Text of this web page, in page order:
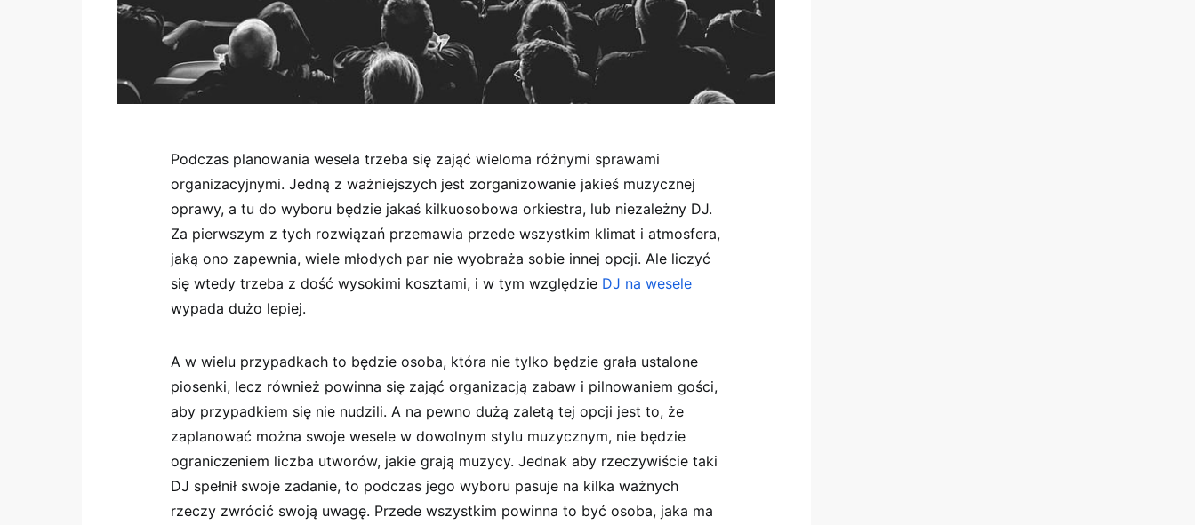
Podczas planowania wesela trzeba się zająć wieloma różnymi sprawami
organizacyjnymi. Jedną z ważniejszych jest zorganizowanie jakieś muzycznej
oprawy, a tu do wyboru będzie jakaś kilkuosobowa orkiestra, lub niezależny DJ.
Za pierwszym z tych rozwiązań przemawia przede wszystkim klimat i atmosfera,
jaką ono zapewnia, wiele młodych par nie wyobraża sobie innej opcji. Ale liczyć
się wtedy trzeba z dość wysokimi kosztami, i w tym względzie DJ na wesele
wypada dużo lepiej.
A w wielu przypadkach to będzie osoba, która nie tylko będzie grała ustalone
piosenki, lecz również powinna się zająć organizacją zabaw i pilnowaniem gości,
aby przypadkiem się nie nudzili. A na pewno dużą zaletą tej opcji jest to, że
zaplanować można swoje wesele w dowolnym stylu muzycznym, nie będzie
ograniczeniem liczba utworów, jakie grają muzycy. Jednak aby rzeczywiście taki
DJ spełnił swoje zadanie, to podczas jego wyboru pasuje na kilka ważnych
rzeczy zwrócić swoją uwagę. Przede wszystkim powinna to być osoba, jaka ma